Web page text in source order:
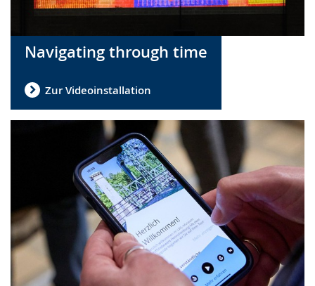
Navigating through time
Zur Videoinstallation